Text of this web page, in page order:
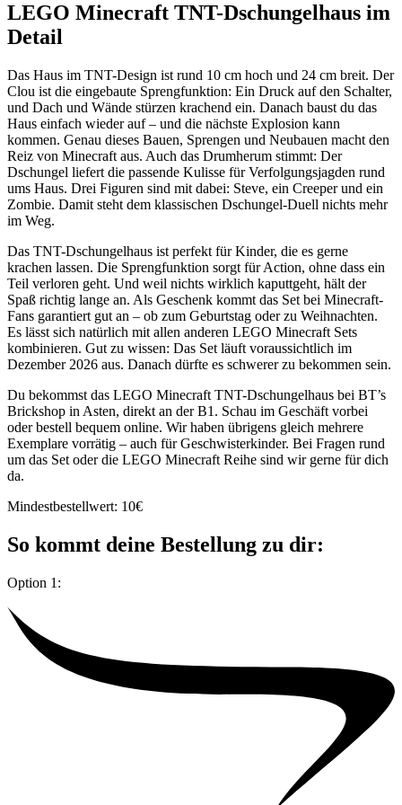
LEGO Minecraft TNT-Dschungelhaus im
Detail
Das Haus im TNT-Design ist rund 10 cm hoch und 24 cm breit. Der
Clou ist die eingebaute Sprengfunktion: Ein Druck auf den Schalter,
und Dach und Wände stürzen krachend ein. Danach baust du das
Haus einfach wieder auf – und die nächste Explosion kann
kommen. Genau dieses Bauen, Sprengen und Neubauen macht den
Reiz von Minecraft aus. Auch das Drumherum stimmt: Der
Dschungel liefert die passende Kulisse für Verfolgungsjagden rund
ums Haus. Drei Figuren sind mit dabei: Steve, ein Creeper und ein
Zombie. Damit steht dem klassischen Dschungel-Duell nichts mehr
im Weg.
Das TNT-Dschungelhaus ist perfekt für Kinder, die es gerne
krachen lassen. Die Sprengfunktion sorgt für Action, ohne dass ein
Teil verloren geht. Und weil nichts wirklich kaputtgeht, hält der
Spaß richtig lange an. Als Geschenk kommt das Set bei Minecraft-
Fans garantiert gut an – ob zum Geburtstag oder zu Weihnachten.
Es lässt sich natürlich mit allen anderen LEGO Minecraft Sets
kombinieren. Gut zu wissen: Das Set läuft voraussichtlich im
Dezember 2026 aus. Danach dürfte es schwerer zu bekommen sein.
Du bekommst das LEGO Minecraft TNT-Dschungelhaus bei BT’s
Brickshop in Asten, direkt an der B1. Schau im Geschäft vorbei
oder bestell bequem online. Wir haben übrigens gleich mehrere
Exemplare vorrätig – auch für Geschwisterkinder. Bei Fragen rund
um das Set oder die LEGO Minecraft Reihe sind wir gerne für dich
da.
Mindestbestellwert: 10€
So kommt deine Bestellung zu dir:
Option 1: